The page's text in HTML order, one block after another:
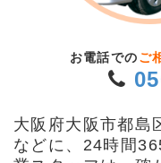
お電話での ご
大阪府大阪市都島
などに、24時間